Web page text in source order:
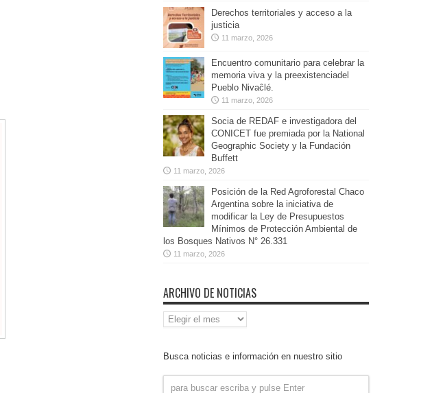
Derechos territoriales y acceso a la
justicia
11 marzo, 2026
Encuentro comunitario para celebrar la
memoria viva y la preexistenciadel
Pueblo Nivaĉlé.
11 marzo, 2026
Socia de REDAF e investigadora del
CONICET fue premiada por la National
Geographic Society y la Fundación
Buffett
11 marzo, 2026
Posición de la Red Agroforestal Chaco
Argentina sobre la iniciativa de
modificar la Ley de Presupuestos
Mínimos de Protección Ambiental de
los Bosques Nativos N° 26.331
11 marzo, 2026
ARCHIVO DE NOTICIAS
Archivo
de
Busca noticias e información en nuestro sitio